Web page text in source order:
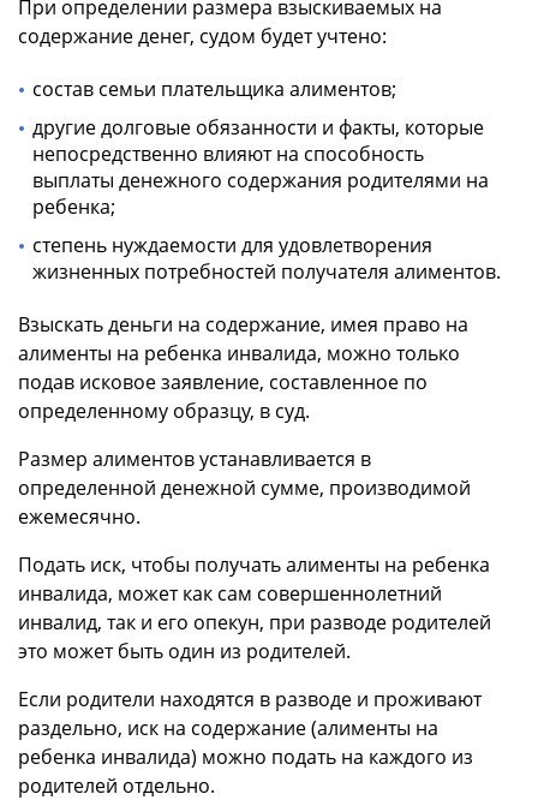
При определении размера взыскиваемых на
содержание денег, судом будет учтено:
состав семьи плательщика алиментов;
другие долговые обязанности и факты, которые
непосредственно влияют на способность
выплаты денежного содержания родителями на
ребенка;
степень нуждаемости для удовлетворения
жизненных потребностей получателя алиментов.
Взыскать деньги на содержание, имея право на
алименты на ребенка инвалида, можно только
подав исковое заявление, составленное по
определенному образцу, в суд.
Размер алиментов устанавливается в
определенной денежной сумме, производимой
ежемесячно.
Подать иск, чтобы получать алименты на ребенка
инвалида, может как сам совершеннолетний
инвалид, так и его опекун, при разводе родителей
это может быть один из родителей.
Если родители находятся в разводе и проживают
раздельно, иск на содержание (алименты на
ребенка инвалида) можно подать на каждого из
родителей отдельно.